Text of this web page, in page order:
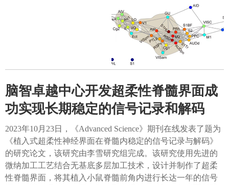
脑智卓越中心开发超柔性脊髓界面成
功实现长期稳定的信号记录和解码
2023年10月23日，《Advanced Science》期刊在线发表了题为
《植入式超柔性神经界面在脊髓内稳定的信号记录与解码》
的研究论文，该研究由李雪研究组完成。该研究使用先进的
微纳加工工艺结合无基底多层加工技术，设计并制作了超柔
性脊髓界面，将其植入小鼠脊髓前角内进行长达一年的信号